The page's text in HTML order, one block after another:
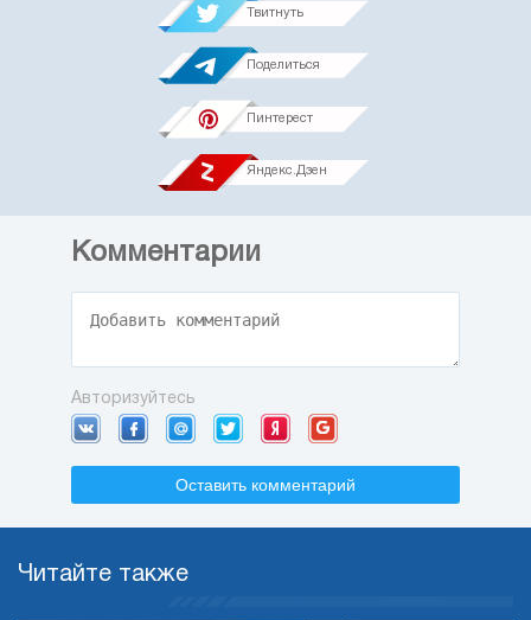
Твитнуть
Поделиться
Пинтерест
Яндекс.Дзен
Комментарии
Авторизуйтесь
Оставить комментарий
Читайте также